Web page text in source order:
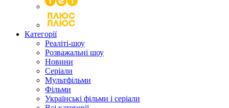
Категорії
Реаліті-шоу
Розважальні шоу
Новини
Серіали
Мультфільми
Фільми
Українські фільми і серіали